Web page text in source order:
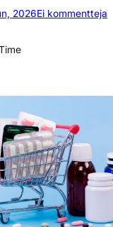
2026Ei kommentteja
k
i
n